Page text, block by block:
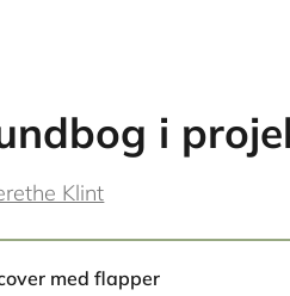
i
Klint
med flapper